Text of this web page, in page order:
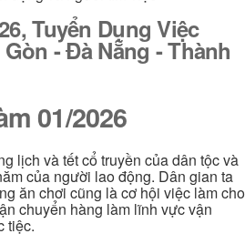
Tuyển Dụng Việc
- Đà Nẵng - Thành
01/2026
lịch và tết cổ truyền của dân tộc và
của người lao động. Dân gian ta
ăn chơi cũng là cơ hội việc làm cho
chuyển hàng làm lĩnh vực vận
tiệc.